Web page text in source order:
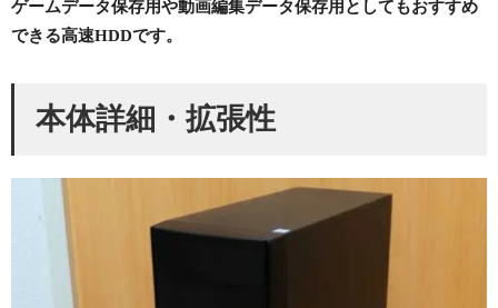
ゲームデータ保存用や動画編集データ保存用としてもおすすめ
できる高速HDDです。
本体詳細・拡張性